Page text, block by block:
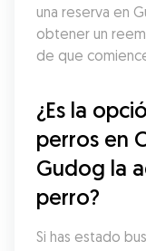
una reserva en
obtener un
de que
¿Es la
perros en
Gudog la
perro?
Si has estado